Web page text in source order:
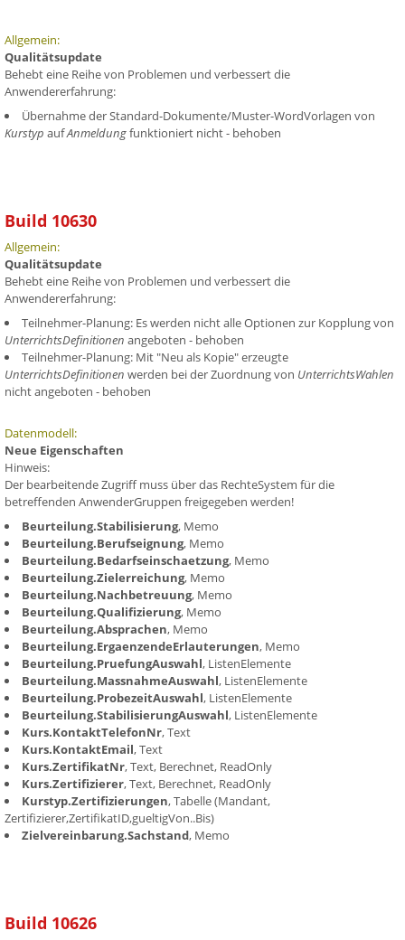
Allgemein:
Qualitätsupdate
Behebt eine Reihe von Problemen und verbessert die
Anwendererfahrung:
Übernahme der Standard-Dokumente/Muster-WordVorlagen von
Kurstyp aufAnmeldungfunktioniert nicht - behoben
Build 10630
Allgemein:
Qualitätsupdate
Behebt eine Reihe von Problemen und verbessert die
Anwendererfahrung:
Teilnehmer-Planung: Es werden nicht alle Optionen zur Kopplung von
UnterrichtsDefinitionen angeboten - behoben
Teilnehmer-Planung: Mit "Neu als Kopie" erzeugte
UnterrichtsDefinitionen werden bei der Zuordnung von UnterrichtsWahlen
nicht angeboten - behoben
Datenmodell:
Neue Eigenschaften
Hinweis:
Der bearbeitende Zugriff muss über das RechteSystem für die
betreffenden AnwenderGruppen freigegeben werden!
Beurteilung.Stabilisierung, Memo
Beurteilung.Berufseignung, Memo
Beurteilung.Bedarfseinschaetzung, Memo
Beurteilung.Zielerreichung, Memo
Beurteilung.Nachbetreuung, Memo
Beurteilung.Qualifizierung, Memo
Beurteilung.Absprachen, Memo
Beurteilung.ErgaenzendeErlauterungen, Memo
Beurteilung.PruefungAuswahl, ListenElemente
Beurteilung.MassnahmeAuswahl, ListenElemente
Beurteilung.ProbezeitAuswahl, ListenElemente
Beurteilung.StabilisierungAuswahl, ListenElemente
Kurs.KontaktTelefonNr, Text
Kurs.KontaktEmail, Text
Kurs.ZertifikatNr, Text, Berechnet, ReadOnly
Kurs.Zertifizierer, Text, Berechnet, ReadOnly
Kurstyp.Zertifizierungen, Tabelle (Mandant,
Zertifizierer,ZertifikatID,gueltigVon..Bis)
Zielvereinbarung.Sachstand, Memo
Build 10626